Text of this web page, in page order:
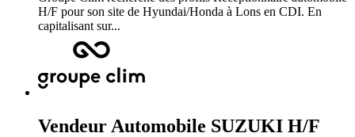
H/F pour son site de Hyundai/Honda à Lons en CDI. En
capitalisant sur...
Vendeur Automobile SUZUKI H/F